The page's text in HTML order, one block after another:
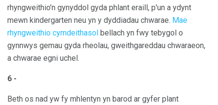
rhyngweithio'n gynyddol gyda phlant eraill, p'un a ydynt
mewn kindergarten neu yn y dyddiadau chwarae. Mae
rhyngweithio cymdeithasol bellach yn fwy tebygol o
gynnwys gemau gyda rheolau, gweithgareddau chwaraeon,
a chwarae egni uchel.
6 -
Beth os nad yw fy mhlentyn yn barod ar gyfer plant